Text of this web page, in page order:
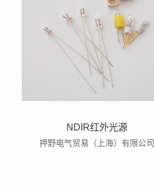
NDIR红外光源
押野电气贸易（上海）有限公司